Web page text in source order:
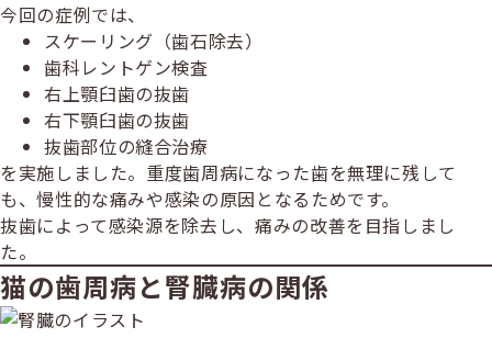
今回の症例では、
スケーリング（歯石除去）
歯科レントゲン検査
右上顎臼歯の抜歯
右下顎臼歯の抜歯
抜歯部位の縫合治療
を実施しました。重度歯周病になった歯を無理に残して
も、慢性的な痛みや感染の原因となるためです。
抜歯によって感染源を除去し、痛みの改善を目指しまし
た。
猫の歯周病と腎臓病の関係